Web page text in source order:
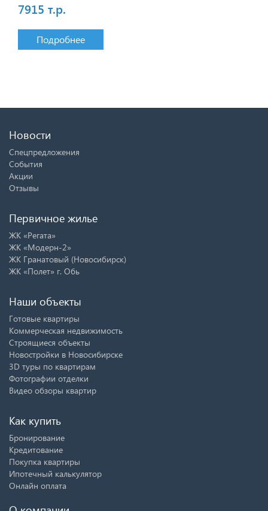
7915 т.р.
Подробнее
Новости
Спецпредложения
События
Акции
Отзывы
Первичное жилье
ЖК «Регата»
ЖК «Модерн-2»
ЖК Гранатовый (Новосибирск)
ЖК «Полет» г. Обь
Наши объекты
Готовые квартиры
Коммерческая недвижимость
Строящиеся объекты
Новостройки в Новосибирске
3D туры по квартирам
Фотографии отделки
Видео обзоры квартир
Как купить
Бронирование
Кредитование
Покупка квартиры
Ипотечный калькулятор
Онлайн оплата